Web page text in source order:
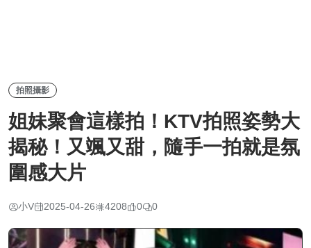
拍照攝影
姐妹聚會這樣拍！KTV拍照姿勢大
揭秘！又颯又甜，隨手一拍就是氛
圍感大片
小V 2025-04-26 4208 0 0